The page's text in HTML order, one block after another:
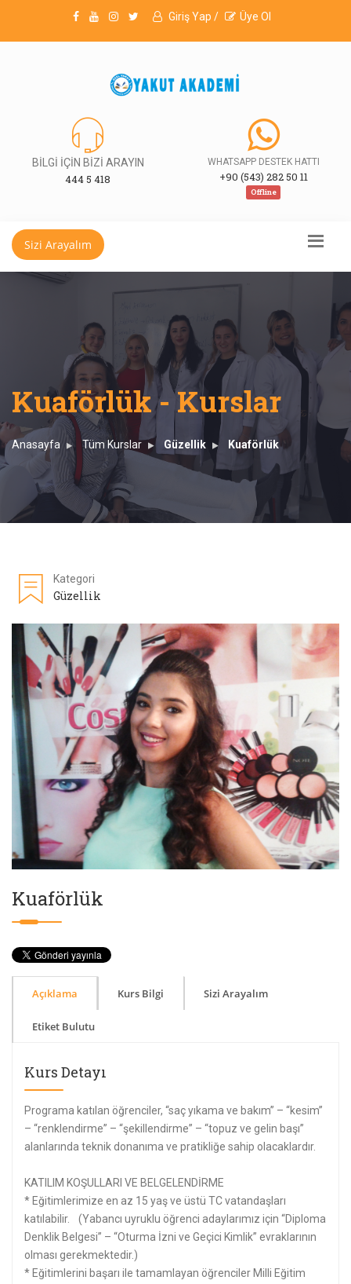
Giriş Yap / Üye Ol
BİLGİ İÇİN BİZİ ARAYIN
444 5 418
WHATSAPP DESTEK HATTI
+90 (543) 282 50 11
Offline
Sizi Arayalım
Kuaförlük - Kurslar
Anasayfa Tüm Kurslar Güzellik Kuaförlük
Kategori
Güzellik
Kuaförlük
Açıklama Kurs Bilgi Sizi Arayalım
Etiket Bulutu
Kurs Detayı
Programa katılan öğrenciler, “saç yıkama ve bakım” – “kesim”
– “renklendirme” – “şekillendirme” – “topuz ve gelin başı”
alanlarında teknik donanıma ve pratikliğe sahip olacaklardır.
KATILIM KOŞULLARI VE BELGELENDİRME
* Eğitimlerimize en az 15 yaş ve üstü TC vatandaşları
katılabilir. (Yabancı uyruklu öğrenci adaylarımız için “Diploma
Denklik Belgesi” – “Oturma İzni ve Geçici Kimlik” evraklarının
olması gerekmektedir.)
* Eğitimlerini başarı ile tamamlayan öğrenciler Milli Eğitim